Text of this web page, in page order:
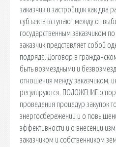
заказчик и застройщик как два
субъекта вступают между от
государственным заказчиком по
заказчик представляет собой
подряда. Договор в
быть возмездными и
отношения между заказчиком,
регулируются. ПОЛОЖЕНИЕ о
проведения процедур закупок
энергосбережении и о
эффективности и о внесении
заказчиком и собственником